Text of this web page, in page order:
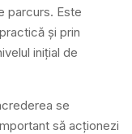
parcurs. Este
și prin
inițial de
se
să acționezi